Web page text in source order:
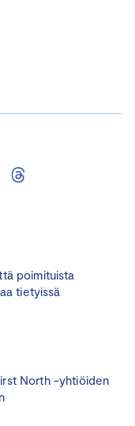
poimituista
tietyissä
North -yhtiöiden